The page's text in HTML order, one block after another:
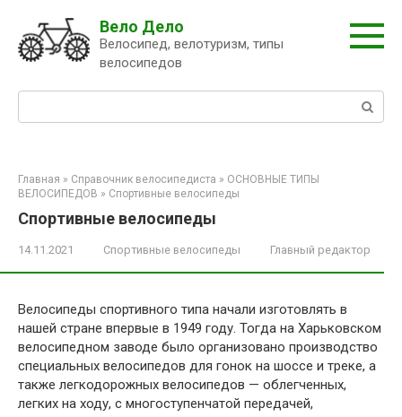
контенту
Вело Дело
Велосипед, велотуризм, типы
велосипедов
Главная » Справочник велосипедиста » ОСНОВНЫЕ ТИПЫ
ВЕЛОСИПЕДОВ » Спортивные велосипеды
Спортивные велосипеды
14.11.2021 Спортивные велосипеды Главный редактор
Велосипеды спортивного типа начали изготовлять в
нашей стране впервые в 1949 году. Тогда на Харьковском
велосипедном заводе было организовано производство
специальных велосипедов для гонок на шоссе и треке, а
также легкодорожных велосипедов — облегченных,
легких на ходу, с многоступенчатой передачей,